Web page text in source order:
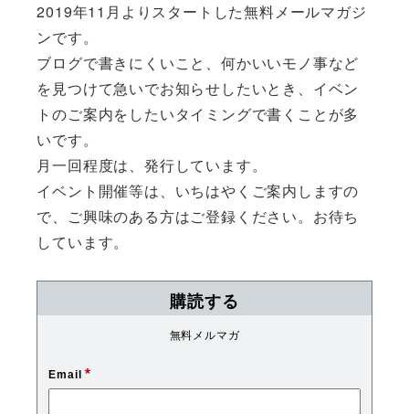
2019年11月よりスタートした無料メールマガジ
ンです。
ブログで書きにくいこと、何かいいモノ事など
を見つけて急いでお知らせしたいとき、イベン
トのご案内をしたいタイミングで書くことが多
いです。
月一回程度は、発行しています。
イベント開催等は、いちはやくご案内しますの
で、ご興味のある方はご登録ください。お待ち
しています。
購読する
無料メルマガ
Email*